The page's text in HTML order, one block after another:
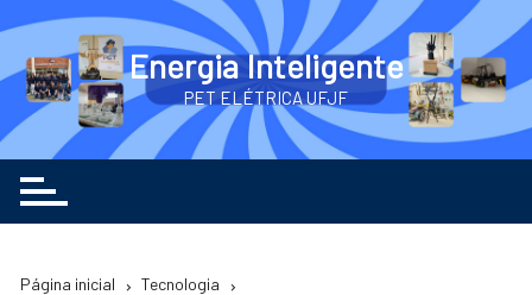
o
conteúdo
Energia Inteligente
PET ELÉTRICA UFJF
Página inicial
Tecnologia